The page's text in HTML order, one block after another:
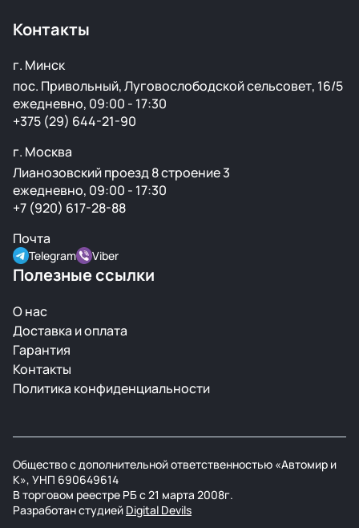
Контакты
г. Минск
пос. Привольный, Луговослободской сельсовет, 16/5
ежедневно, 09:00 - 17:30
+375 (29) 644-21-90
г. Москва
Лианозовский проезд 8 строение 3
ежедневно, 09:00 - 17:30
+7 (920) 617-28-88
Почта
Telegram Viber
Полезные ссылки
О нас
Доставка и оплата
Гарантия
Контакты
Политика конфиденциальности
Общество с дополнительной ответственностью «Автомир и
К», УНП 690649614
В торговом реестре РБ с 21 марта 2008г.
Разработан студией Digital Devils